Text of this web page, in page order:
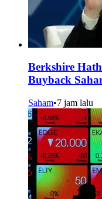
Berkshire
Buyback
Saham•7 jam lalu